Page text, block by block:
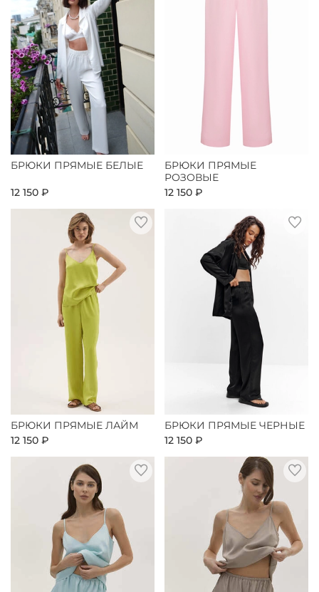
БРЮКИ ПРЯМЫЕ БЕЛЫЕ
12 150 ₽
БРЮКИ ПРЯМЫЕ
РОЗОВЫЕ
12 150 ₽
БРЮКИ ПРЯМЫЕ ЛАЙМ
12 150 ₽
БРЮКИ ПРЯМЫЕ ЧЕРНЫЕ
12 150 ₽